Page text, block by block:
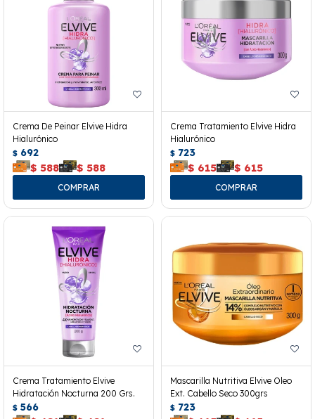
Crema De Peinar Elvive Hidra
Hialurónico
$ 692
$ 588 $ 588
Crema Tratamiento Elvive Hidra
Hialurónico
$ 723
$ 615 $ 615
Crema Tratamiento Elvive
Hidratación Nocturna 200 Grs.
$ 566
Mascarilla Nutritiva Elvive Oleo
Ext. Cabello Seco 300grs
$ 723